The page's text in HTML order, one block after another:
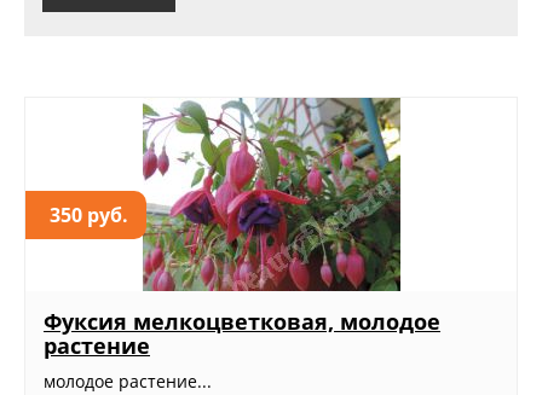
350 руб.
Фуксия мелкоцветковая, молодое
растение
молодое растение...